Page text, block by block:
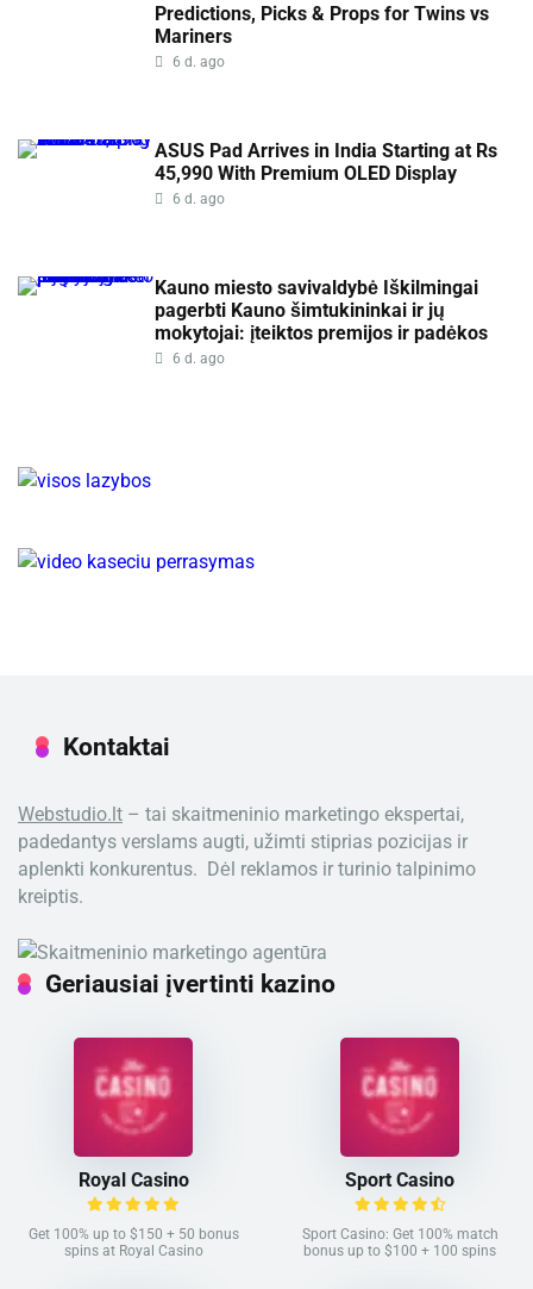
Predictions, Picks & Props for Twins vs
Mariners
6 d. ago
ASUS Pad Arrives in India Starting at Rs
45,990 With Premium OLED Display
6 d. ago
Kauno miesto savivaldybė Iškilmingai
pagerbti Kauno šimtukininkai ir jų
mokytojai: įteiktos premijos ir padėkos
6 d. ago
Kontaktai
Webstudio.lt – tai skaitmeninio marketingo ekspertai,
padedantys verslams augti, užimti stiprias pozicijas ir
aplenkti konkurentus. Dėl reklamos ir turinio talpinimo
kreiptis.
Geriausiai įvertinti kazino
Royal Casino
Get 100% up to $150 + 50 bonus
spins at Royal Casino
Sport Casino
Sport Casino: Get 100% match
bonus up to $100 + 100 spins